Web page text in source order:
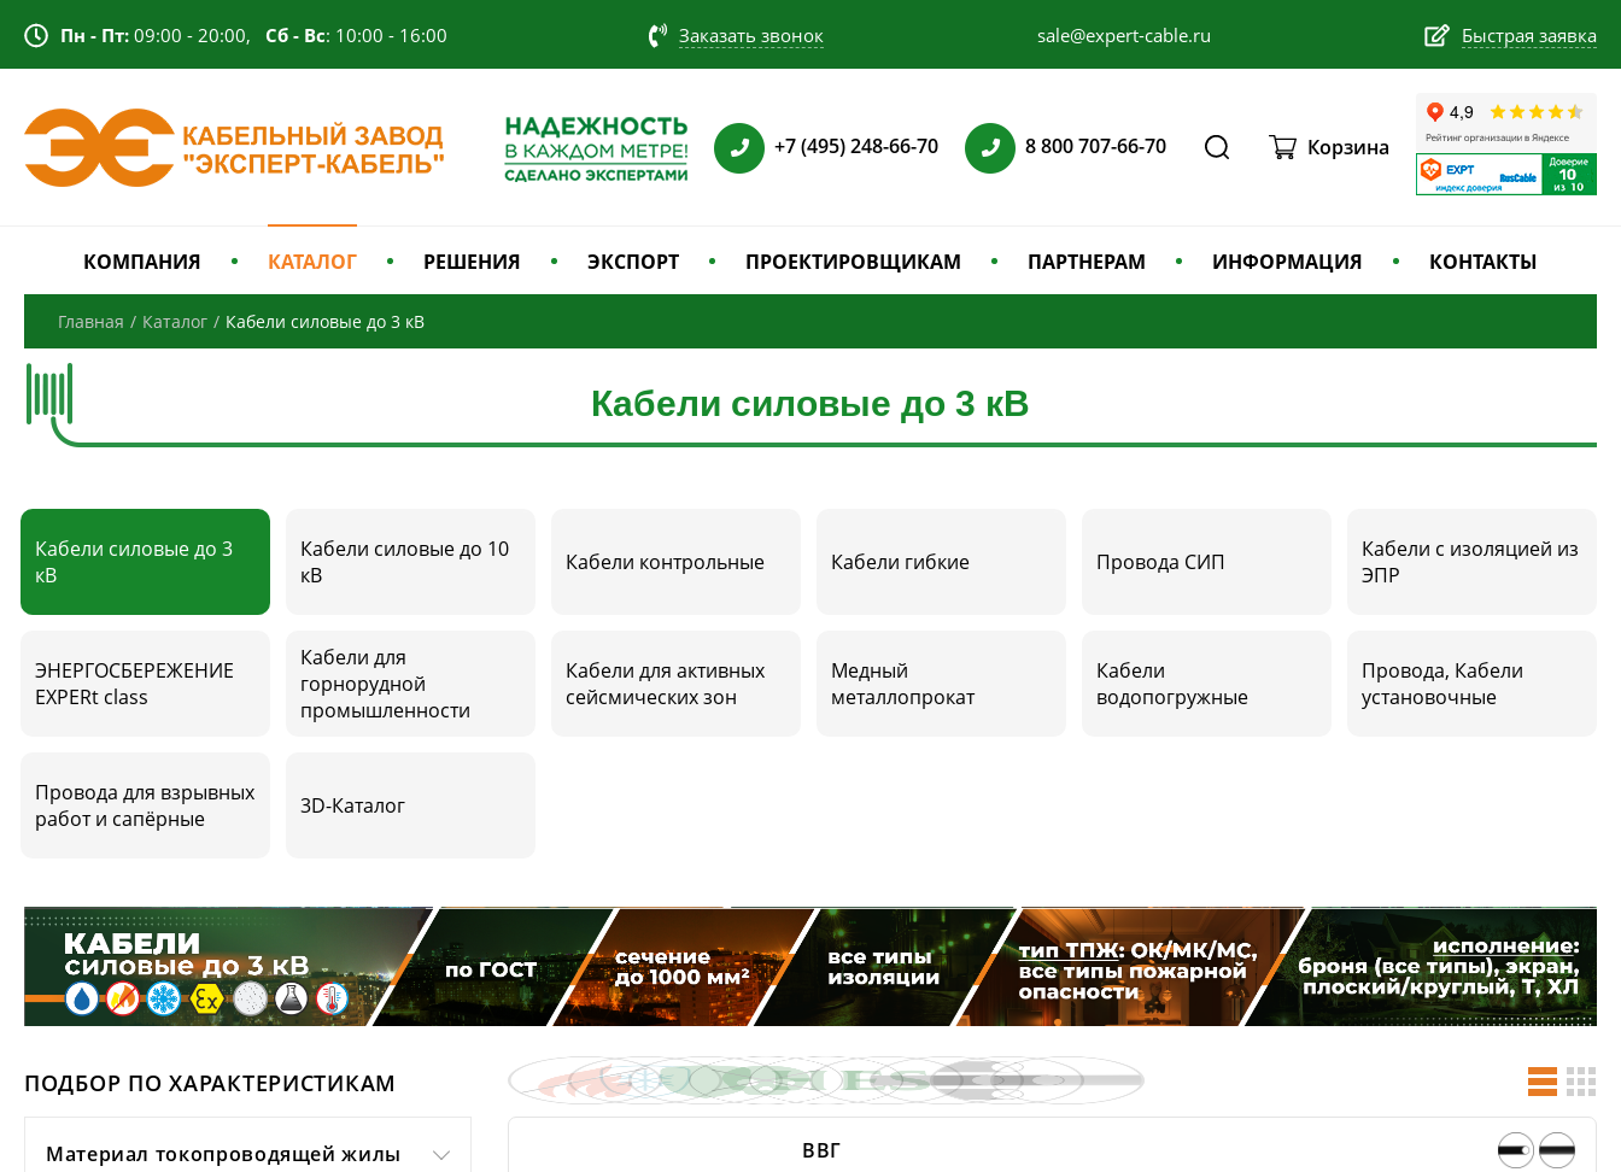
Пн - Пт: 09:00 - 20:00, Сб - Вс: 10:00 - 16:00 Заказать звонок sale@expert-cable.ru Быстрая заявка
+7 (495) 248-66-70 8 800 707-66-70 Корзина
КОМПАНИЯ КАТАЛОГ РЕШЕНИЯ ЭКСПОРТ ПРОЕКТИРОВЩИКАМ ПАРТНЕРАМ ИНФОРМАЦИЯ КОНТАКТЫ
Главная / Каталог / Кабели силовые до 3 кВ
Кабели силовые до 3 кВ
Кабели силовые до 3
кВ
Кабели силовые до 10
кВ
Кабели контрольные Кабели гибкие Провода СИП
Кабели с изоляцией из
ЭПР
ЭНЕРГОСБЕРЕЖЕНИЕ
EXPERt class
Кабели для
горнорудной
промышленности
Кабели для активных
сейсмических зон
Медный
металлопрокат
Кабели
водопогружные
Провода, Кабели
установочные
Провода для взрывных
работ и сапёрные
3D-Каталог
ПОДБОР ПО ХАРАКТЕРИСТИКАМ
Материал токопроводящей жилы ВВГ